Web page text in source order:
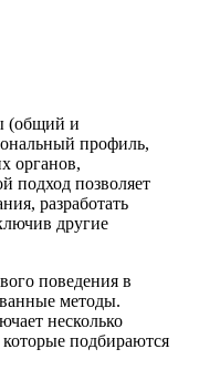
(общий и
профиль,
органов,
подход позволяет
разработать
другие
поведения в
методы.
несколько
подбираются